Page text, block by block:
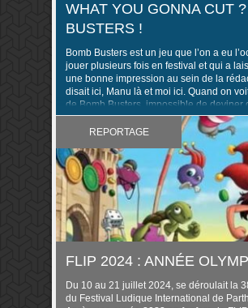
WHAT YOU GONNA CUT
BUSTERS !
Bomb Busters est un jeu que l’on a eu
jouer plusieurs fois en festival et qui a
une bonne impression au sein de la
disait ici, Manu là et moi ici. Quand on
de Bomb Busters, impossible de deviner
l’éditeur. Un jeu ..
REPORTAGE
FLIP 2024 : ANNÉE
Du 10 au 21 juillet 2024, se déroulait la
du Festival Ludique International de